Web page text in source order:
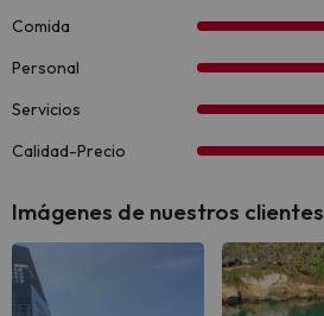
Imágenes de nuestros clientes